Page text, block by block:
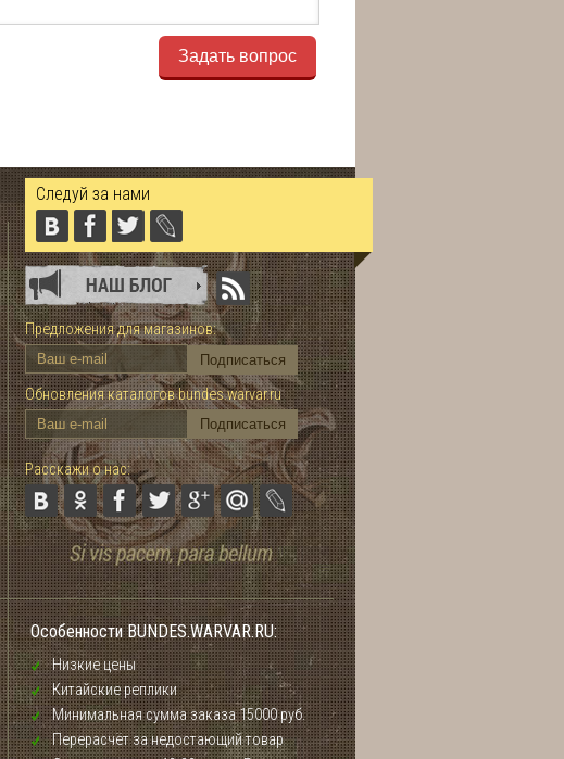
Задать вопрос
Следуй за нами
Предложения для магазинов:
Обновления каталогов bundes.warvar.ru
Расскажи о нас:
Особенности BUNDES.WARVAR.RU:
Низкие цены
Китайские реплики
Минимальная сумма заказа 15000 руб.
Перерасчёт за недостающий товар